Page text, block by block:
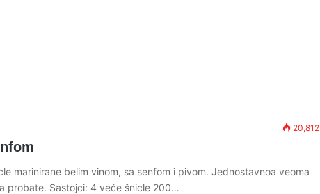
20,812
marinirane belim vinom, sa senfom i pivom. Jednostavnoa veoma
probate. Sastojci: 4 veće šnicle 200…